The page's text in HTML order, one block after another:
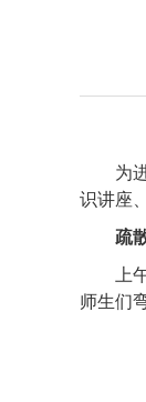
为
识讲座
疏
上
师生们